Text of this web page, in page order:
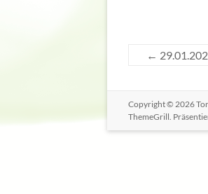
←
Copyright © 2026
ThemeGrill.